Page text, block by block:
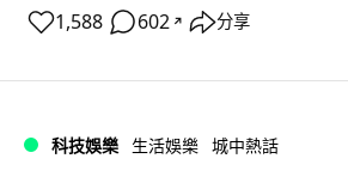
1,588 602 ↗ 分享
科技娛樂 生活娛樂 城中熱話